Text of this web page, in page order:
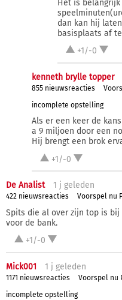
Het is
dan kan hij
basisplaats af
+1/-0
kenneth brylle topper
855 nieuwsreacties
incomplete opstelling
Als er een keer de
a 9 miljoen door een
Hij brengt een brok
+1/-0
De Analist 1 j geleden
422 nieuwsreacties Voorspel nu
Spits die al over zijn top is
voor de bank.
+1/-0
Mick001 1 j geleden
1171 nieuwsreacties
Voorspel nu
incomplete opstelling